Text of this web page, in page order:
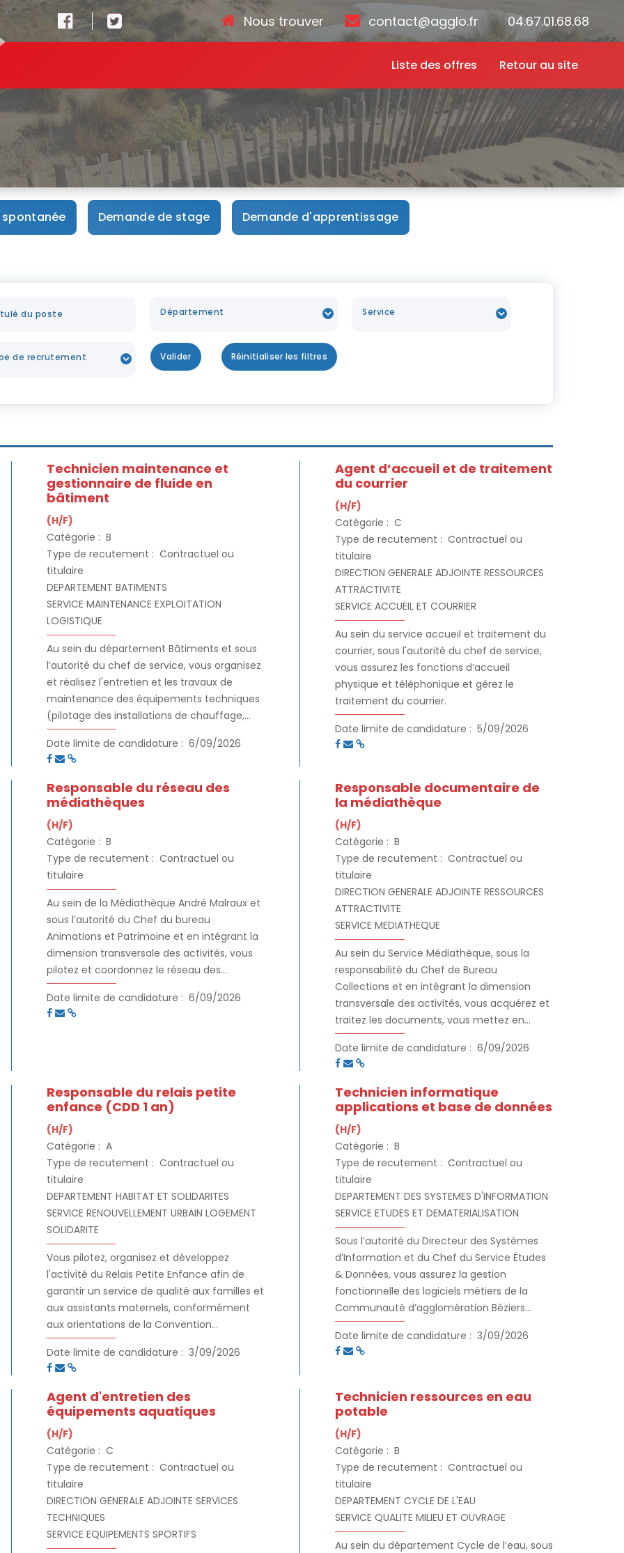
Nous trouver contact@agglo.fr 04.67.01.68.68
Liste des offres Retour au site
Accueil- Nous contacter
Demande de stage Demande d'apprentissage
Valider Réinitialiser les filtres
Technicien maintenance et
gestionnaire de fluide en
bâtiment
(H/F)
Catégorie : B
Type de recutement : Contractuel ou
titulaire
DEPARTEMENT BATIMENTS
SERVICE MAINTENANCE EXPLOITATION
LOGISTIQUE
Au sein du département Bâtiments et sous
l’autorité du chef de service, vous organisez
et réalisez l'entretien et les travaux de
maintenance des équipements techniques
(pilotage des installations de chauffage,
ventilation, climatisation, plomberie, et
toutes autres maintenances obligatoires),
ainsi que le suivi et l'optimisation des
dépenses d'énergie (électricité, gaz, chaleur
et froid de réseau, etc.), d'eau du
Date limite de candidature : 6/09/2026
Agent d’accueil et de traitement
du courrier
(H/F)
Catégorie : C
Type de recutement : Contractuel ou
titulaire
DIRECTION GENERALE ADJOINTE RESSOURCES
ATTRACTIVITE
SERVICE ACCUEIL ET COURRIER
Au sein du service accueil et traitement du
courrier, sous l'autorité du chef de service,
vous assurez les fonctions d’accueil
physique et téléphonique et gérez le
traitement du courrier.
Date limite de candidature : 5/09/2026
Responsable du réseau des
médiathèques
(H/F)
Catégorie : B
Type de recutement : Contractuel ou
titulaire
Au sein de la Médiathèque André Malraux et
sous l’autorité du Chef du bureau
Animations et Patrimoine et en intégrant la
dimension transversale des activités, vous
pilotez et coordonnez le réseau des
médiathèques de l’agglomération.
Date limite de candidature : 6/09/2026
Responsable documentaire de
la médiathèque
(H/F)
Catégorie : B
Type de recutement : Contractuel ou
titulaire
DIRECTION GENERALE ADJOINTE RESSOURCES
ATTRACTIVITE
SERVICE MEDIATHEQUE
Au sein du Service Médiathèque, sous la
responsabilité du Chef de Bureau
Collections et en intégrant la dimension
transversale des activités, vous acquérez et
traitez les documents, vous mettez en
valeur les collections et les services, et vous
assurez le service public.
Date limite de candidature : 6/09/2026
Responsable du relais petite
enfance (CDD 1 an)
(H/F)
Catégorie : A
Type de recutement : Contractuel ou
titulaire
DEPARTEMENT HABITAT ET SOLIDARITES
SERVICE RENOUVELLEMENT URBAIN LOGEMENT
SOLIDARITE
Vous pilotez, organisez et développez
l'activité du Relais Petite Enfance afin de
garantir un service de qualité aux familles et
aux assistants maternels, conformément
aux orientations de la Convention
d'Objectifs et de Financement de la Caisse
d’Allocations Familiales (CAF), aux politiques
publiques de la petite enfance et aux
orientations de la Communauté
d'Agglomération. Vous assurez le
administrative et financière du service, le
développement des partenariats et
l'évaluation des actions mises en œuvre.
Date limite de candidature : 3/09/2026
Technicien informatique
applications et base de données
(H/F)
Catégorie : B
Type de recutement : Contractuel ou
titulaire
DEPARTEMENT DES SYSTEMES D'INFORMATION
SERVICE ETUDES ET DEMATERIALISATION
Sous l’autorité du Directeur des Systèmes
d’Information et du Chef du Service Études
& Données, vous assurez la gestion
fonctionnelle des logiciels métiers de la
Communauté d’agglomération Béziers
Méditerranée et de ses communes
membres.
Date limite de candidature : 3/09/2026
Agent d'entretien des
équipements aquatiques
(H/F)
Catégorie : C
Type de recutement : Contractuel ou
titulaire
DIRECTION GENERALE ADJOINTE SERVICES
TECHNIQUES
SERVICE EQUIPEMENTS SPORTIFS
Technicien ressources en eau
potable
(H/F)
Catégorie : B
Type de recutement : Contractuel ou
titulaire
DEPARTEMENT CYCLE DE L'EAU
SERVICE QUALITE MILIEU ET OUVRAGE
Au sein du département Cycle de l’eau, sous